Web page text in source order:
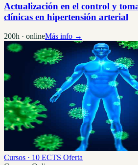
Actualización en el control y
clínicas en hipertensión arterial
200h · onlineMás info →
Cursos · 10 ECTS Oferta